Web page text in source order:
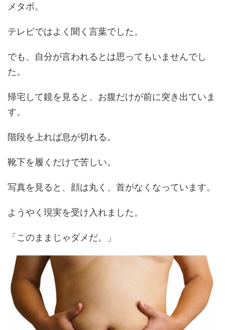
メタボ。
テレビではよく聞く言葉でした。
でも、自分が言われるとは思ってもいませんでし
た。
帰宅して鏡を見ると、お腹だけが前に突き出ていま
す。
階段を上れば息が切れる。
靴下を履くだけで苦しい。
写真を見ると、顔は丸く、首がなくなっています。
ようやく現実を受け入れました。
「このままじゃダメだ。」